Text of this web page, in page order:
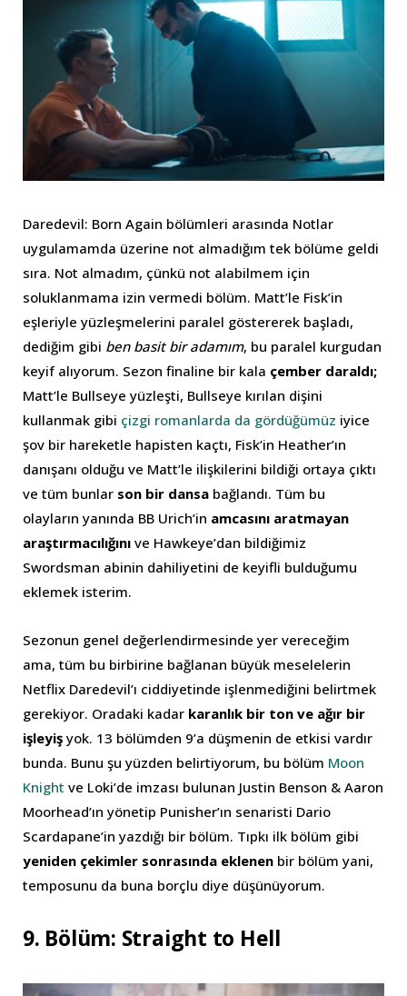
Daredevil: Born Again bölümleri arasında Notlar
uygulamamda üzerine not almadığım tek bölüme geldi
sıra. Not almadım, çünkü not alabilmem için
soluklanmama izin vermedi bölüm. Matt’le Fisk’in
eşleriyle yüzleşmelerini paralel göstererek başladı,
dediğim gibi ben basit bir adamım, bu paralel kurgudan
keyif alıyorum. Sezon finaline bir kala çember daraldı;
Matt’le Bullseye yüzleşti, Bullseye kırılan dişini
kullanmak gibi çizgi romanlarda da gördüğümüz iyice
şov bir hareketle hapisten kaçtı, Fisk’in Heather’ın
danışanı olduğu ve Matt’le ilişkilerini bildiği ortaya çıktı
ve tüm bunlar son bir dansa bağlandı. Tüm bu
olayların yanında BB Urich’in amcasını aratmayan
araştırmacılığını ve Hawkeye’dan bildiğimiz
Swordsman abinin dahiliyetini de keyifli bulduğumu
eklemek isterim.
Sezonun genel değerlendirmesinde yer vereceğim
ama, tüm bu birbirine bağlanan büyük meselelerin
Netflix Daredevil’ı ciddiyetinde işlenmediğini belirtmek
gerekiyor. Oradaki kadar karanlık bir ton ve ağır bir
işleyiş yok. 13 bölümden 9’a düşmenin de etkisi vardır
bunda. Bunu şu yüzden belirtiyorum, bu bölüm Moon
Knight ve Loki’de imzası bulunan Justin Benson & Aaron
Moorhead’ın yönetip Punisher’ın senaristi Dario
Scardapane’in yazdığı bir bölüm. Tıpkı ilk bölüm gibi
yeniden çekimler sonrasında eklenen bir bölüm yani,
temposunu da buna borçlu diye düşünüyorum.
9. Bölüm: Straight to Hell